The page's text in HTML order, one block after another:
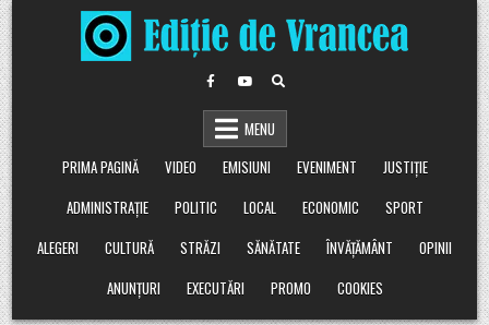
Skip
to
content
MENU
PRIMA PAGINĂ
VIDEO EMISIUNI EVENIMENT
JUSTIȚIE
ADMINISTRAȚIE
POLITIC LOCAL ECONOMIC
SPORT
ALEGERI
CULTURĂ STRĂZI SĂNĂTATE ÎNVĂȚĂMÂNT
OPINII
ANUNȚURI
EXECUTĂRI PROMO COOKIES